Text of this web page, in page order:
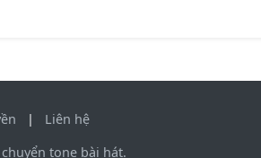
|
Liên hệ
tone bài hát.